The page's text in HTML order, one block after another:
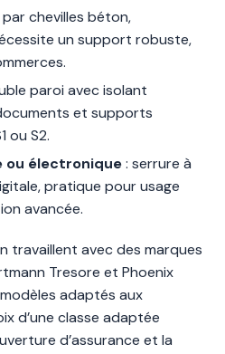
par chevilles béton,
un support robuste,
paroi avec isolant
et supports
ou S2.
électronique: serrure à
pratique pour usage
avancée.
travaillent avec des marques
Tresore et Phoenix
adaptés aux
d’une classe adaptée
d’assurance et la